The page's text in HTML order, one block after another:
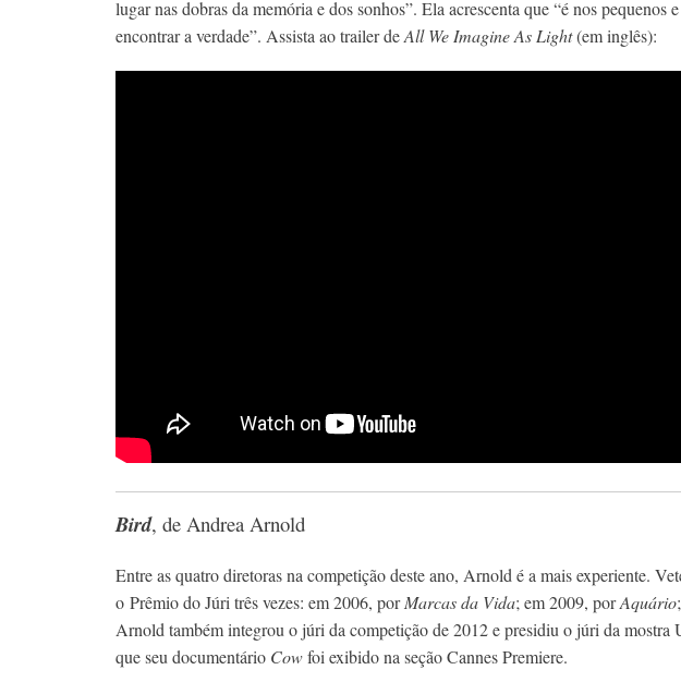
lugar nas dobras da memória e dos sonhos”. Ela acrescenta que “é nos pequenos
encontrar a verdade”. Assista ao trailer deAll We Imagine As Light(em inglês):
Bird, de Andrea Arnold
Entre as quatro diretoras na competição deste ano, Arnold é a mais experiente.
o Prêmio do Júri três vezes: em 2006, porMarcas da Vida; em 2009, porAquário
Arnold também integrou o júri da competição de 2012 e presidiu o júri da mostra
que seu documentário Cowfoi exibido na seção Cannes Premiere.